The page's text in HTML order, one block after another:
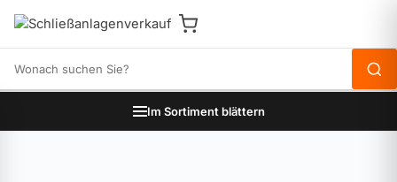
Im Sortiment blättern